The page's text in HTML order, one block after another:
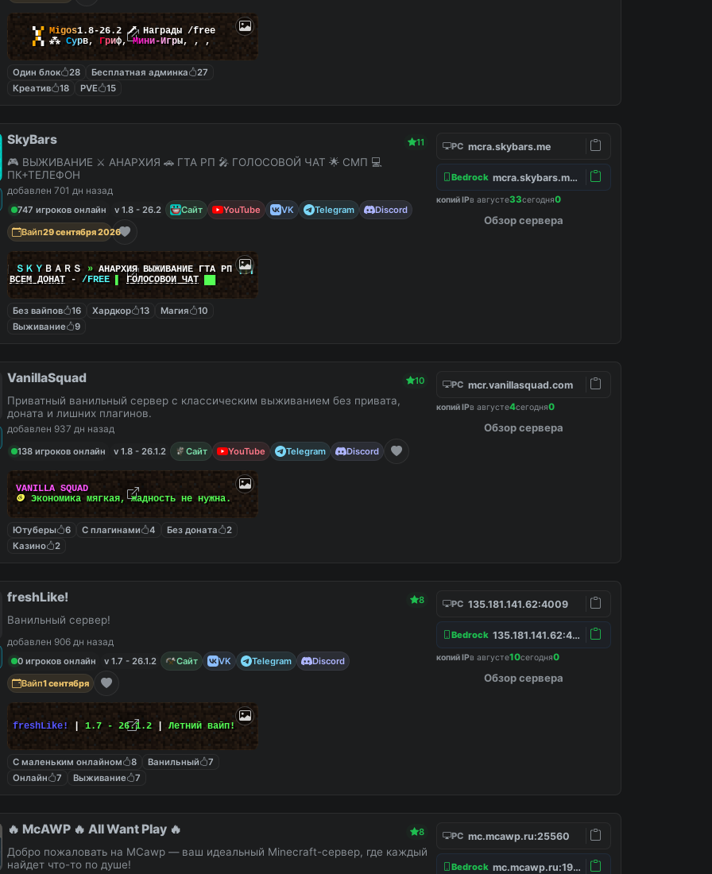
▚▞ Migos1.8-26.2 🗡 Награды /free
▞▚ ⁂ Сурв, Гриф,Мини-Игры, , ,
Один блок 28 Бесплатная админка
27
Креатив
18 PVE 15
SkyBars 11
🎮 ВЫЖИВАНИЕ ⚔️ АНАРХИЯ 🚗 ГТА РП 🎤 ГОЛОСОВОЙ ЧАТ 🌟 СМП 💻
ПК+ТЕЛЕФОН
добавлен 701 дн назад
747 игроков онлайн
v 1.8 - 26.2 Сайт YouTube VK Telegram
Discord
Вайп29 сентября 2026
ＳＫＹ ＢＡＲＳ » АНАРХИЯ ВЫЖИВАНИЕ ГТА РП|||
ВСЕМ ДОНАТ - /FREE ГОЛОСОВОЙ ЧАТ
Без вайпов 16 Хардкор 13 Магия
10
Выживание
9
PC mcra.skybars.me
Bedrock mcra.skybars.me:19132
копий IPв августе33сегодня0
Обзор сервера
VanillaSquad 10
Приватный ванильный сервер с классическим выживанием без привата,
доната и лишних плагинов.
добавлен 937 дн назад
138 игроков онлайн
v 1.8 - 26.1.2 Сайт YouTube Telegram Discord
VANILLA SQUAD
🪙 Экономика мягкая, жадность не нужна.
Ютуберы 6 С плагинами 4 Без доната
2
Казино
2
PC mcr.vanillasquad.com
копий IPв августе4сегодня0
Обзор сервера
freshLike! 8
Ванильный сервер!
добавлен 906 дн назад
0 игроков онлайн
v 1.7 - 26.1.2 Сайт VK Telegram
Discord
Вайп1 сентября
freshLike! | 1.7 - 26.1.2 Летний вайп!
С маленьким онлайном 8 Ванильный
7
Онлайн
7 Выживание 7
PC 135.181.141.62:4009
Bedrock 135.181.141.62:4157
копий IPв августе10сегодня0
Обзор сервера
🔥 McAWP 🔥 All Want Play 🔥 8
Добро пожаловать на MCawp — ваш идеальный Minecraft-сервер, где каждый
найдет что-то по душе!
PC mc.mcawp.ru:25560
Bedrock mc.mcawp.ru:19132